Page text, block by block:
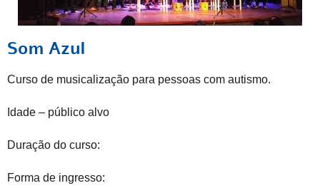
Som Azul
Curso de musicalização para pessoas com autismo.
Idade – público alvo
Duração do curso:
Forma de ingresso: